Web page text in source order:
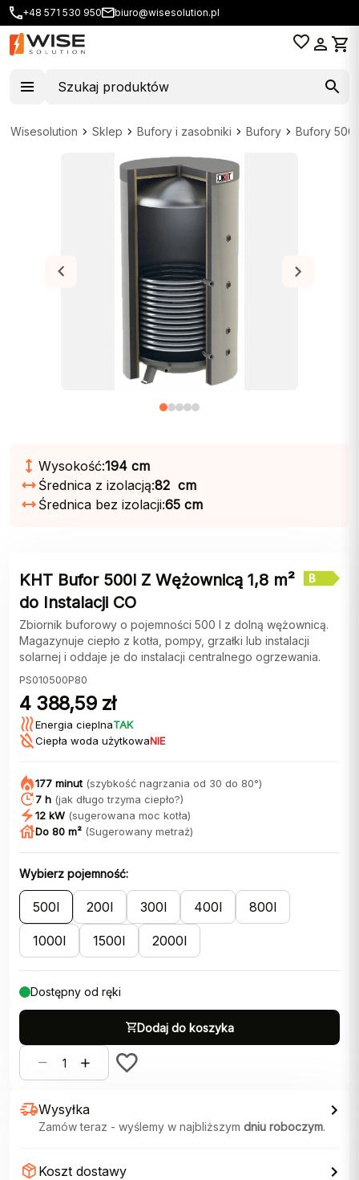
+48 571 530 950 biuro@wisesolution.pl
Wisesolution Sklep Bufory i zasobniki Bufory Bufory 500l
Wysokość:194 cm
Średnica z izolacją:82 cm
Średnica bez izolacji:65 cm
KHT Bufor 500l Z Wężownicą 1,8 m²
do Instalacji CO
Zbiornik buforowy o pojemności 500 l z dolną wężownicą.
Magazynuje ciepło z kotła, pompy, grzałki lub instalacji
solarnej i oddaje je do instalacji centralnego ogrzewania.
PS010500Р80
4 388,59 zł
Energia cieplnaTAK
Ciepła woda użytkowaNIE
177 minut (szybkość nagrzania od 30 do 80°)
7 h (jak długo trzyma ciepło?)
12 kW (sugerowana moc kotła)
Do 80 m² (Sugerowany metraż)
Wybierz pojemność:
500l 200l 300l 400l 800l
1000l 1500l 2000l
Dostępny od ręki
Dodaj do koszyka
Wysyłka
Zamów teraz - wyślemy w najbliższym dniu roboczym.
Koszt dostawy